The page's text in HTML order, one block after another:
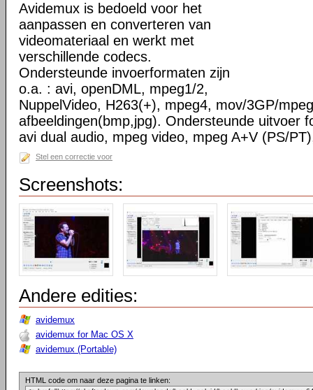
Avidemux is bedoeld voor het
aanpassen en converteren van
videomateriaal en werkt met
verschillende codecs.
Ondersteunde invoerformaten zijn
o.a. : avi, openDML, mpeg1/2,
NuppelVideo, H263(+), mpeg4, mov/3GP/
afbeeldingen(bmp,jpg). Ondersteunde uitvoer
avi dual audio, mpeg video, mpeg A+V (PS/
Stel een correctie voor
Screenshots:
Andere edities:
avidemux
avidemux for Mac OS X
avidemux (Portable)
HTML code om naar deze pagina te linken: